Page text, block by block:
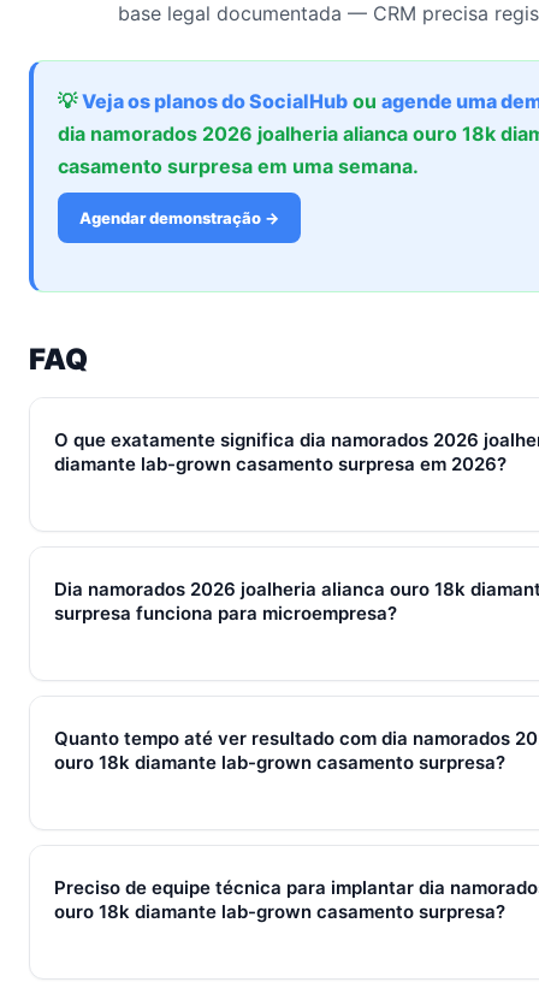
base legal documentada — CRM precisa
💡Veja os planos do SocialHub ou agende uma
dia namorados 2026 joalheria alianca ouro 18k
casamento surpresa em uma semana.
Agendar demonstração →
FAQ
O que exatamente significa dia namorados 2026
diamante lab-grown casamento surpresa em 2026?
Em 2026, dia namorados 2026 joalheria alianca ouro 18k
captura de leads, qualificação, fechamento e pós-venda em
brasileiras, gira sempre em torno de WhatsApp + CRM + IA
Dia namorados 2026 joalheria alianca ouro 18k
surpresa funciona para microempresa?
Sim — e quanto antes melhor. Implantar dia namorados
que com 30. O SocialHub começa em R$ 197/mês com 7
Quanto tempo até ver resultado com dia namorados
ouro 18k diamante lab-grown casamento surpresa?
Métricas de processo (tempo de resposta, follow-up)
Preciso de equipe técnica para implantar dia
ouro 18k diamante lab-grown casamento surpresa?